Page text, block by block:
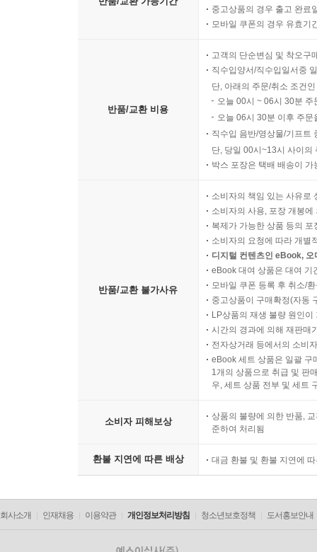
중고상품의 경우 출고 완료
모바일 쿠폰의 경우 유효기
반품/교환 비용
고객의 단순변심 및 착오구
직수입양서/직수입일서중
단, 아래의 주문/취소 조건
오늘 00시 ~ 06시 30분
오늘 06시 30분 이후 주
직수입 음반/영상물/기프트
단, 당일 00시~13시 사이의
박스 포장은 택배 배송이
반품/교환 불가사유
소비자의 책임 있는 사유로
소비자의 사용, 포장 개봉
복제가 가능한 상품 등의
소비자의 요청에 따라 개별
디지털 컨텐츠인 eBook,
eBook 대여 상품은 대여 기
모바일 쿠폰 등록 후 취소/
중고상품이 구매확정(자동
LP상품의 재생 불량 원인
시간의 경과에 의해 재판매
전자상거래 등에서의 소비
eBook 세트 상품은 일괄 구
1개의 상품으로 취급 및 판
우, 세트 상품 전부 및 세트
소비자 피해보상
상품의 불량에 의한 반품,
준하여 처리됨
환불 지연에 따른 배상 대금 환불 및 환불 지연에
회사소개 인재채용 이용약관 개인정보처리방침 청소년보호정책 도서홍보안내